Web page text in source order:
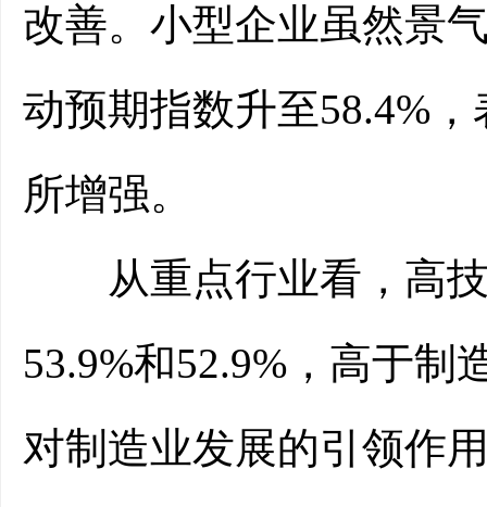
改善。小型企业虽然景
动预期指数升至58.4%
所增强。
从重点行业看，高技
53.9%和52.9%，高于制
对制造业发展的引领作